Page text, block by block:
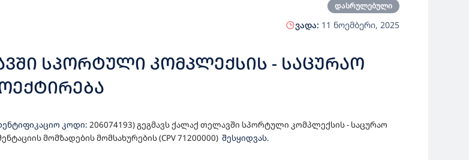
დასრულებული
ვადა: 11 ნოემბერი, 2025
ᲡᲞᲝᲠᲢᲣᲚᲘ ᲙᲝᲛᲞᲚᲔᲥᲡᲘᲡ - ᲡᲐᲪᲣᲠᲐᲝ
კოდი: 206074193)გეგმავსქალაქ თელავში სპორტული კომპლექსის - საცურაო
მომზადების მომსახურების (CPV 71200000) შესყიდვას.